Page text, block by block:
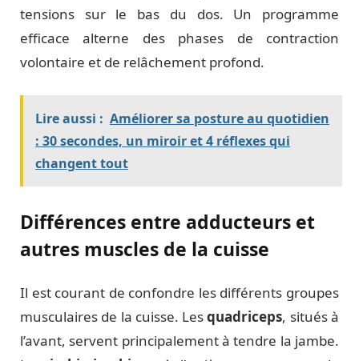
tensions sur le bas du dos. Un programme
efficace alterne des phases de contraction
volontaire et de relâchement profond.
Lire aussi : Améliorer sa posture au quotidien
: 30 secondes, un miroir et 4 réflexes qui
changent tout
Différences entre adducteurs et
autres muscles de la cuisse
Il est courant de confondre les différents groupes
musculaires de la cuisse. Lesquadriceps, situés à
l’avant, servent principalement à tendre la jambe.